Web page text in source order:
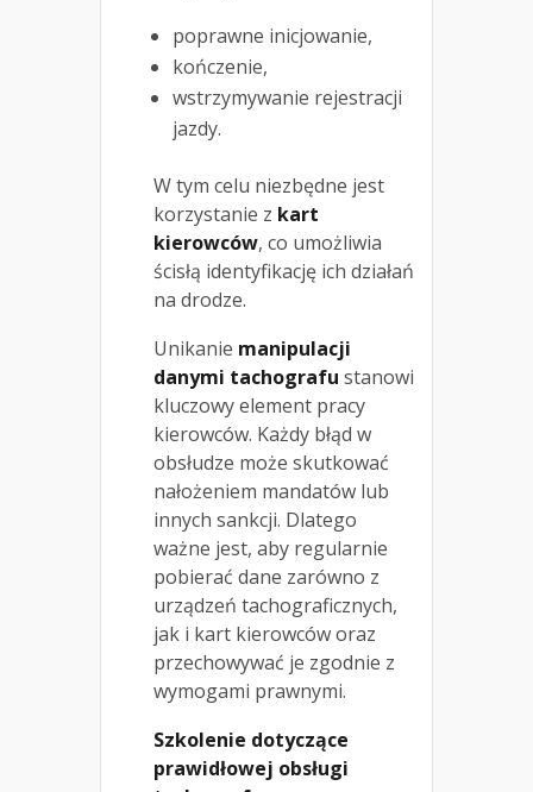
poprawne inicjowanie,
kończenie,
wstrzymywanie rejestracji
jazdy.
W tym celu niezbędne jest
korzystanie z kart
kierowców, co umożliwia
ścisłą identyfikację ich działań
na drodze.
Unikanie manipulacji
danymi tachografu stanowi
kluczowy element pracy
kierowców. Każdy błąd w
obsłudze może skutkować
nałożeniem mandatów lub
innych sankcji. Dlatego
ważne jest, aby regularnie
pobierać dane zarówno z
urządzeń tachograficznych,
jak i kart kierowców oraz
przechowywać je zgodnie z
wymogami prawnymi.
Szkolenie dotyczące
prawidłowej obsługi